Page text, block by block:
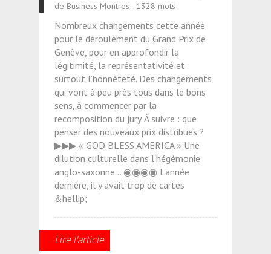
de Business Montres - 1328 mots
Nombreux changements cette année
pour le déroulement du Grand Prix de
Genève, pour en approfondir la
légitimité, la représentativité et
surtout l’honnêteté. Des changements
qui vont à peu près tous dans le bons
sens, à commencer par la
recomposition du jury. À suivre : que
penser des nouveaux prix distribués ?
▶▶▶ « GOD BLESS AMERICA » Une
dilution culturelle dans l'hégémonie
anglo-saxonne... ◉◉◉◉ L’année
dernière, il y avait trop de cartes
&hellip;
Lire l'article